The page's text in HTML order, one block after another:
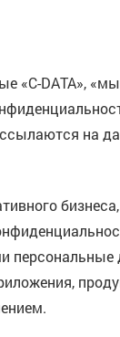
«C-DATA»,
на